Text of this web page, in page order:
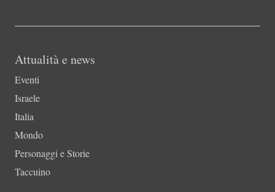
Attualità e news
Eventi
Israele
Italia
Mondo
Personaggi e Storie
Taccuino